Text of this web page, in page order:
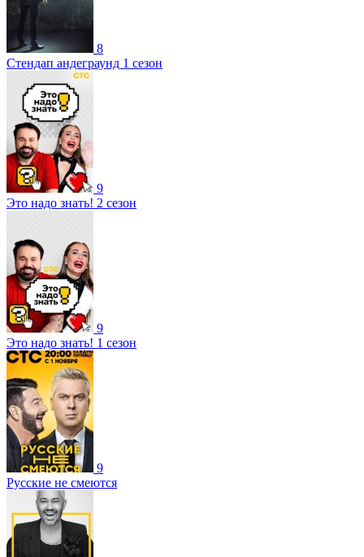
8
Стендап андеграунд 1 сезон
9
Это надо знать! 2 сезон
9
Это надо знать! 1 сезон
9
Русские не смеются